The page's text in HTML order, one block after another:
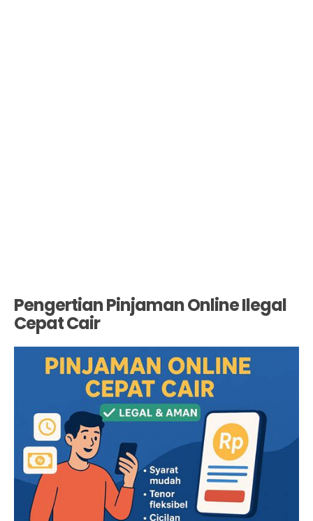
Pengertian Pinjaman Online Ilegal
Cepat Cair